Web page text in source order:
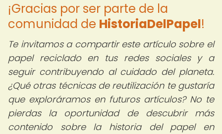
¡Gracias por ser parte de la
comunidad de HistoriaDelPapel!
Te invitamos a compartir este artículo sobre el
papel reciclado en tus redes sociales y a
seguir contribuyendo al cuidado del planeta.
¿Qué otras técnicas de reutilización te gustaría
que exploráramos en futuros artículos? No te
pierdas la oportunidad de descubrir más
contenido sobre la historia del papel en